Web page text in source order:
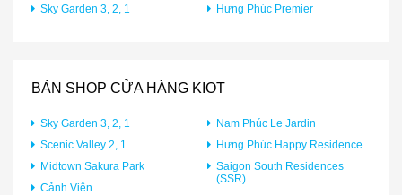
Sky Garden 3, 2, 1
Hưng Phúc Premier
BÁN SHOP CỬA HÀNG KIOT
Sky Garden 3, 2, 1
Scenic Valley 2, 1
Midtown Sakura Park
Cảnh Viên
Nam Phúc Le Jardin
Hưng Phúc Happy Residence
Saigon South Residences
(SSR)